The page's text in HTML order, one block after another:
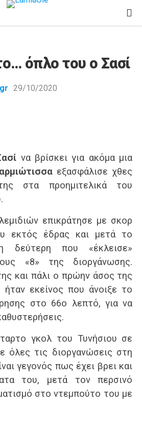
όπλο του ο Σασί
29/10/2020
να βρίσκει για ακόμα μια
εξασφάλισε χθες
στα προημιτελικά του
επικράτησε με σκορ
εκτός έδρας και μετά το
που «έκλεισε»
«8» της διοργάνωσης.
και πάλι ο πρώην άσος της
εκείνος που άνοιξε το
στο 66ο λεπτό, για να
γκολ του Τυνήσιου σε
όλες τις διοργανώσεις στη
γεγονός πως έχει βρει και
του, μετά τον περσινό
στο ντεμπούτο του με